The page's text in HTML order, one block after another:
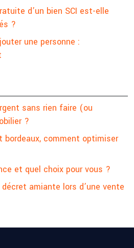
d’un bien SCI est-elle
?
une personne :
sans rien faire (ou
?
bordeaux, comment optimiser
et quel choix pour vous ?
amiante lors d’une vente